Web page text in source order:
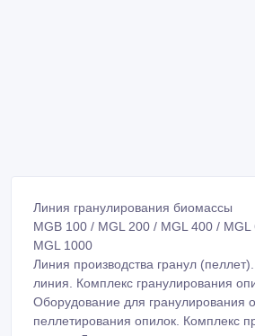
Линия гранулирования биомассы
MGB 100 / MGL 200 / MGL 400 / MGL
MGL 1000